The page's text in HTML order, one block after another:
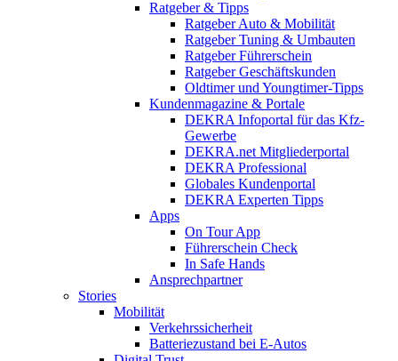
Ratgeber & Tipps
Ratgeber Auto & Mobilität
Ratgeber Tuning & Umbauten
Ratgeber Führerschein
Ratgeber Geschäftskunden
Oldtimer und Youngtimer-Tipps
Kundenmagazine & Portale
DEKRA Infoportal für das Kfz-
Gewerbe
DEKRA.net Mitgliederportal
DEKRA Professional
Globales Kundenportal
DEKRA Experten Tipps
Apps
On Tour App
Führerschein Check
In Safe Hands
Ansprechpartner
Stories
Mobilität
Verkehrssicherheit
Batteriezustand bei E-Autos